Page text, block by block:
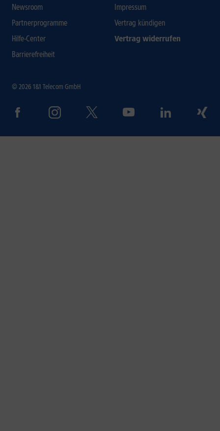
Newsroom
Partnerprogramme
Hilfe-Center
Barrierefreiheit
Impressum
Vertrag kündigen
Vertrag widerrufen
© 2026 1&1 Telecom GmbH